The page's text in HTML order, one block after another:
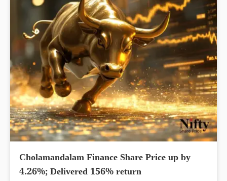
Cholamandalam Finance Share Price up by
4.26%; Delivered 156% return